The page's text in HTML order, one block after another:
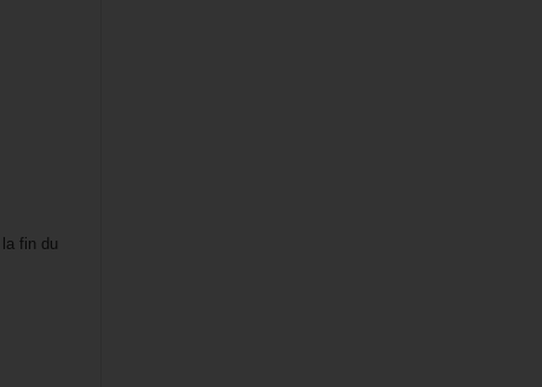
fin du